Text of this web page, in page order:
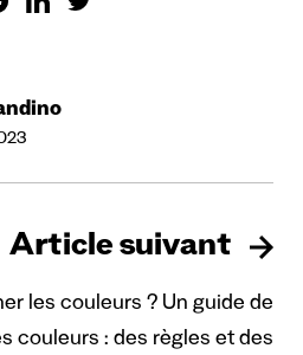
Article suivant
les couleurs ? Un guide de
couleurs : des règles et des